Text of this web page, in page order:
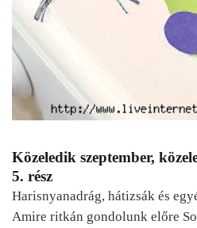
Közeledik szeptember,
5. rész
Harisnyanadrág, hátizsák és
Amire ritkán gondolunk előre